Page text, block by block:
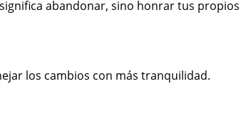
abandonar, sino honrar tus propios
los cambios con más tranquilidad.